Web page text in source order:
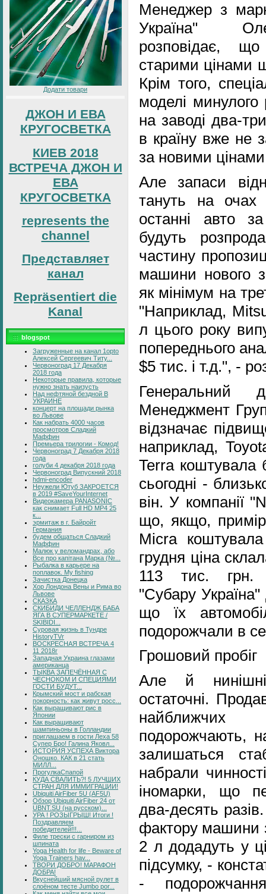
Додати товари
ДЖОН И ЕВА
КРУГОСВЕТКА
КИЕВ 2018
ВСТРЕЧА ДЖОН И
ЕВА
КРУГОСВЕТКА
represents the
channel
Представляет
канал
Repräsentiert die
Kanal
blogspot
Загруженные на канал 1opto
Алексей Сергеевич Титу...
Червоноград 17 Декабря
2018 года
Некоторые правила, которые
нужно знать наизусть
Над нефтяной бездной В
УКРАИНЕ
концерт на площади рынка
во Львове
Как набрать 4000 часов
просмотров Сладкий
Маффин
Премьера трилогии - Комод!
Червоноград 7 Декабря 2018
года
голуби 4 декабря 2018 года
Червоноград Випускний 2018
hdmi-encoder
Неужели Ютуб ЗАКРОЕТСЯ
в 2019 #SaveYourInternet
Видеокамера PANASONIC
как снимает Full HD MP4 25
к...
эрмитаж в г. Байройт
Германия
будем общаться Сладкий
Маффин
Малюк у веломандрах, або
Все про капітана Марка (№...
Рыбалка в карьере на
поплавок. My fishing
Зачистка Донецка
Хор Лондона Вены и Рима во
Львове
СКАЗКА
СКИБИДИ ЧЕЛЛЕНДЖ БАБА
ЯГА В СУПЕРМАРКЕТЕ /
SKIBIDI...
Суровая жизнь в Тундре
HistoryTVr
ВОСКРЕСНАЯ ВСТРЕЧА 4
11 2018г
Западная Украина глазами
американца
ТЫКВА ЗАПЕЧЁННАЯ С
ЧЕСНОКОМ И СПЕЦИЯМИ
ГОСТИ БУДУТ...
Крымский мост и рабская
покорность: как живут росс...
Как выращивают рис в
Японии
Как выращивают
шампиньоны в Голландии
приглашаем в гости Леха 58
Супер Бро! Галина Яковл...
ИСТОРИЯ УСПЕХА Виктора
Оношко. КАК в 21 стать
МИЛЛ...
ПрогулкаСпапой
КУДА СВАЛИТЬ?! 5 ЛУЧШИХ
СТРАН ДЛЯ ИММИГРАЦИИ!
Ubiquiti AirFiber 5U (AF5U)
Обзор Ubiquiti AirFiber 24 от
UBNT.SU (на русском)...
УРА ! РОЗЫГРЫШ! Итоги !
Поздравляем
победителей!!!...
Филе трески с гарниром из
шпината
Yoga Health for life - Beware of
Yoga Trainers hav...
ТВОРИ ДОБРО! МАРАФОН
ДОБРА!
Вкуснейший мясной рулет в
слоёном тесте Jumbo por...
Менеджер з
Україна"
розповідає,
старими цінами
Крім того,
моделі минулого
на заводі два-
в країну вже не
за новими
Але запаси
тануть на
останні авто
будуть
частину
машини нового
як мінімум на
"Наприклад,
л цього року
попереднього
$5 тис. і т.д.", -
Генеральний
Менеджмент
відзначає
наприклад,
Terra коштувала
сьогодні -
він. У компанії
що, якщо,
Micra
грудня ціна
113 тис. грн.
"Субару
що їх
подорожчали в
Грошовий пробіг
Але й
остаточні.
найближчих
подорожчають,
залишаться
набрали
іномарки, що
два-десять
фактору машини
2 л додадуть у
підсумку, -
-